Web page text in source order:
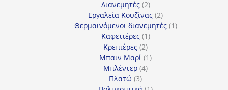
προϊόντα
Διανεμητές 22
προϊόντα
Εργαλεία Κουζίνας 22
προϊόντα
Θερμαινόμενοι διανεμητές 11
Καφετιέρες 11
προϊόν
Κρεπιέρες 22
προϊόντα
Μπαιν Μαρί 11
Μπλέντερ 44
Πλατώ 33